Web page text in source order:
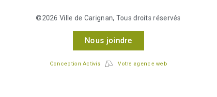
©2026 Ville de Carignan, Tous droits réservés
Nous joindre
Conception Activis Votre agence web